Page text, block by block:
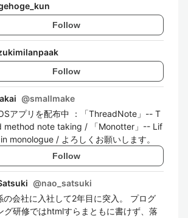
Follow
Follow
@smallmake
アプリを配布中 ：「ThreadNote」-- T
method note taking / 「Monotter」-- Lif
monologue / よろしくお願いします。
Follow
@nao_satsuki
の会社に入社して2年目に突入。 プログ
グ研修ではhtmlすらまともに書けず、落